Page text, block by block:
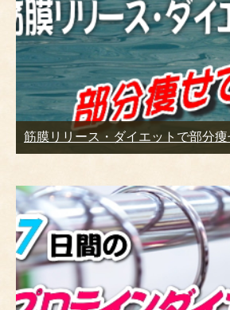
筋膜リリース・ダイエットで部分痩